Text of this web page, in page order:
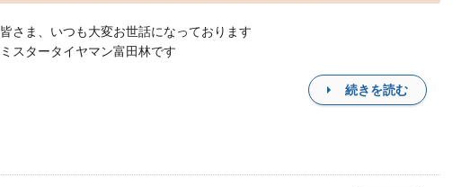
皆さま、いつも大変お世話になっております
ミスタータイヤマン富田林です
続きを読む